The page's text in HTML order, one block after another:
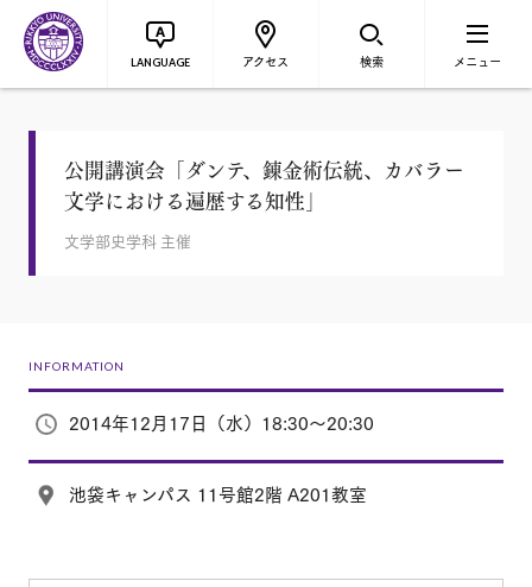
LANGUAGE アクセス 検索 メニュー
公開講演会「ダンテ、錬金術伝統、カバラー
文学における遍歴する知性」
文学部史学科 主催
INFORMATION
2014年12月17日（水）18:30～20:30
池袋キャンパス 11号館2階 A201教室